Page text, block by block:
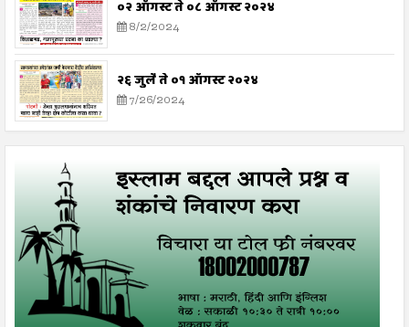
०२ ऑगस्ट ते ०८ ऑगस्ट २०२४
8/2/2024
२६ जुलै ते ०१ ऑगस्ट २०२४
7/26/2024